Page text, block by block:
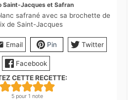
Saint-Jacques et Safran
safrané avec sa brochette de
de Saint-Jacques
Email Pin Twitter
Facebook
CETTE RECETTE:
5 pour 1 note